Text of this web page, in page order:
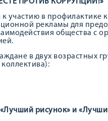
участию в профилактике
рекламы для
общества с
в двух возрастных
коллектива):
рисунок» и